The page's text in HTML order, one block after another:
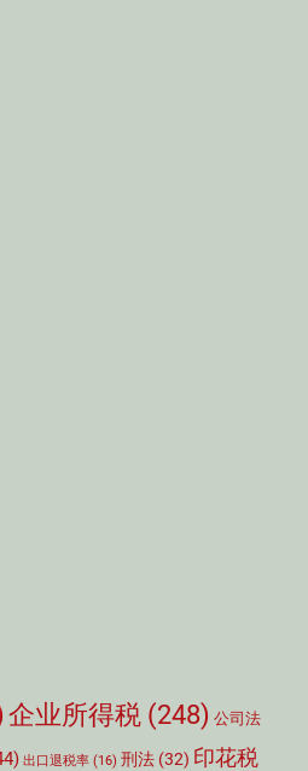
企业所得税 (248) 公司法
出口退税率 (16) 刑法 (32) 印花税